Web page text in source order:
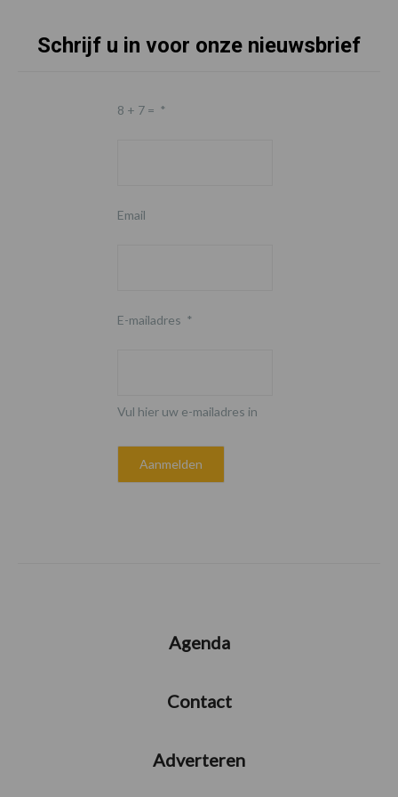
Schrijf u in voor onze nieuwsbrief
8 + 7 = *
Email
E-mailadres *
Vul hier uw e-mailadres in
Agenda
Contact
Adverteren